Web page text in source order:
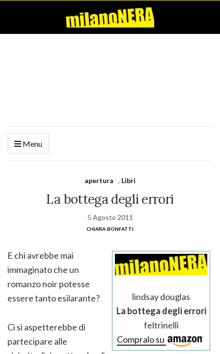
Menu
apertura , Libri
La bottega degli errori
5 Agosto 2011
chiara bonfatti
lindsay douglas
La bottega degli errori
feltrinelli
Compralo su
E chi avrebbe mai
immaginato che un
romanzo noir potesse
essere tanto esilarante?
Ci si aspetterebbe di
partecipare alle